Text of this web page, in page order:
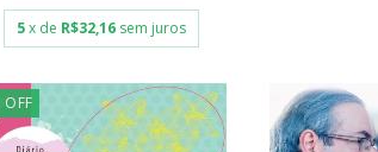
5 x de R$32,16 sem juros
OFF